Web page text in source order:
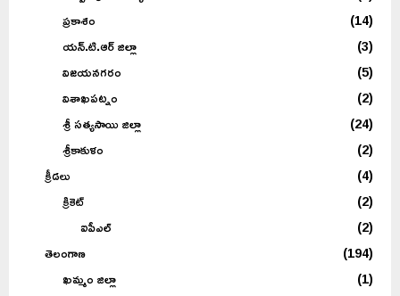
ప్రకాశం
(14)
యన్.టి.ఆర్ జిల్లా
(3)
విజయనగరం
(5)
విశాఖపట్నం
(2)
శ్రీ సత్యసాయి జిల్లా
(24)
శ్రీకాకుళం
(2)
క్రీడలు
(4)
క్రికెట్
(2)
ఐపీఎల్
(2)
తెలంగాణ
(194)
ఖమ్మం జిల్లా
(1)